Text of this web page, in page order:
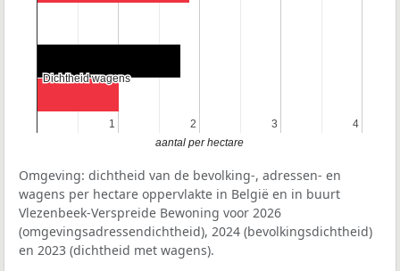
1
1 2
2 3
3 4
4
Dichtheid wagens
Dichtheid wagens
aantal per hectare
Omgeving: dichtheid van de bevolking-, adressen- en
wagens per hectare oppervlakte in België en in buurt
Vlezenbeek-Verspreide Bewoning voor 2026
(omgevingsadressendichtheid), 2024 (bevolkingsdichtheid)
en 2023 (dichtheid met wagens).